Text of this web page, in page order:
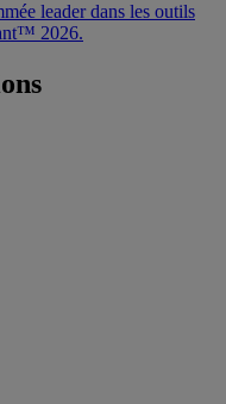
leader dans les outils
2026.